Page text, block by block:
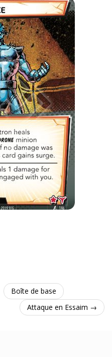
Boîte de base
Attaque en Essaim →